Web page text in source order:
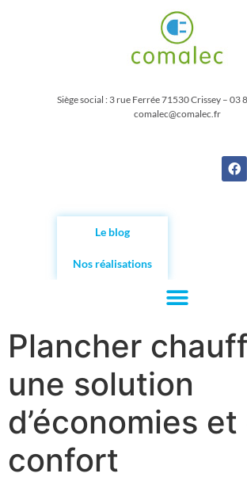
Siège social : 3 rue Ferrée 71530 Crissey – 03
comalec@comalec.fr
Le blog
Nos réalisations
Plancher
une solution
d’économies et
confort